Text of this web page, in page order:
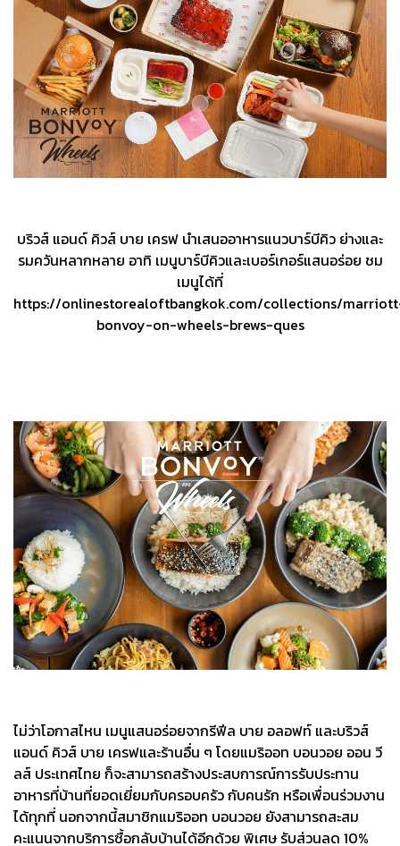
บริวส์ แอนด์ คิวส์ บาย เครฟ นําเสนออาหารแนวบาร์บีคิว ย่างและ
รมควันหลากหลาย อาทิ เมนูบาร์บีคิวและเบอร์เกอร์แสนอร่อย ชม
เมนูได้ที่
https://onlinestorealoftbangkok.com/collections/
bonvoy-on-wheels-brews-ques
ไม่ว่าโอกาสไหน เมนูแสนอร่อยจากรีฟีล บาย อลอฟท์ และบริวส์
แอนด์ คิวส์ บาย เครฟและร้านอื่น ๆ โดยแมริออท บอนวอย ออน วี
ลส์ ประเทศไทย ก็จะสามารถสร้างประสบการณ์การรับประทาน
อาหารที่บ้านที่ยอดเยี่ยมกับครอบครัว กับคนรัก หรือเพื่อนร่วมงาน
ได้ทุกที่ นอกจากนี้สมาชิกแมริออท บอนวอย ยังสามารถสะสม
คะแนนจากบริการซื้อกลับบ้านได้อีกด้วย พิเศษ รับส่วนลด 10%